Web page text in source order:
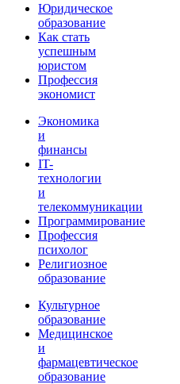
Юридическое
образование
Как стать
успешным
юристом
Профессия
экономист
Экономика
и
финансы
IT-
технологии
и
телекоммуникации
Программирование
Профессия
психолог
Религиозное
образование
Культурное
образование
Медицинское
и
фармацевтическое
образование